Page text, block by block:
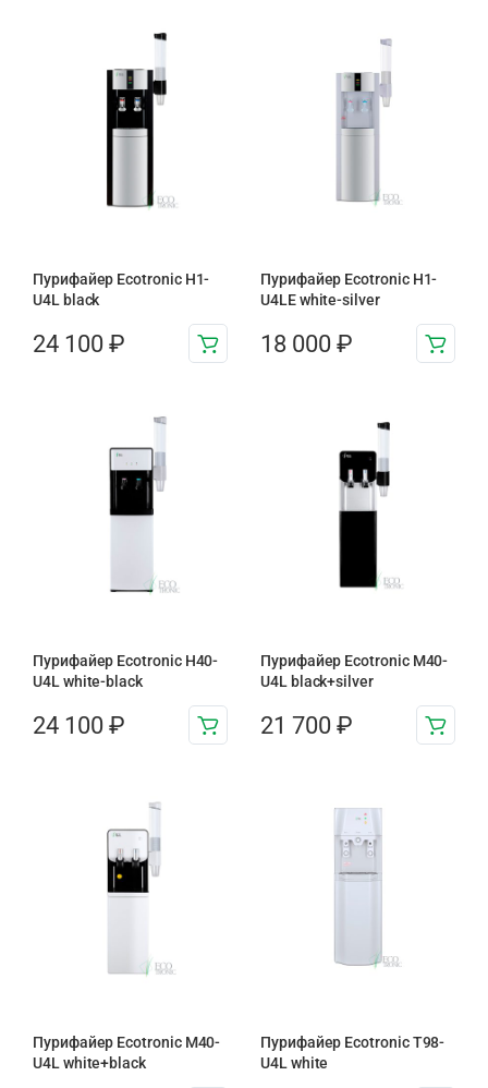
Пурифайер Ecotronic H1-
U4L black
24 100 ₽
Пурифайер Ecotronic H1-
U4LE white-silver
18 000 ₽
Пурифайер Ecotronic H40-
U4L white-black
24 100 ₽
Пурифайер Ecotronic M40-
U4L black+silver
21 700 ₽
Пурифайер Ecotronic M40-
U4L white+black
Пурифайер Ecotronic T98-
U4L white